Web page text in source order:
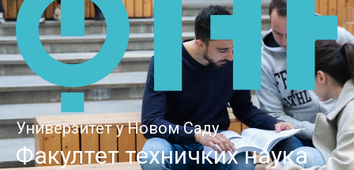
Универзитет у Новом Саду
Факултет техничких наука